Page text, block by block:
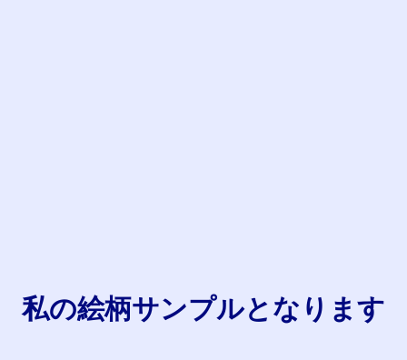
私の絵柄サンプルとなります